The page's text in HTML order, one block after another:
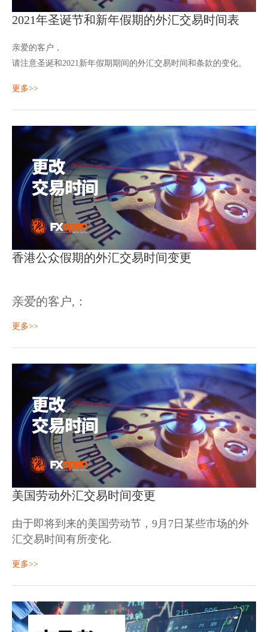
2021年圣诞节和新年假期的外汇交易时间表
亲爱的客户，
请注意圣诞和2021新年假期期间的外汇交易时间和条款的变化。
12月24日，星期四，2020
外汇, 股票, 加密货币– 正常交易时间;
商品：
更多>>
香港公众假期的外汇交易时间变更
亲爱的客户,：
指数:
Hong Kong 50 (#HSI): - 交易关闭.
更多>>
美国劳动外汇交易时间变更
由于即将到来的美国劳动节，9月7日某些市场的外
汇交易时间有所变化.
金属差价合约:
Gold (XAUUSD):交易时间结束于 20:00;
更多>>